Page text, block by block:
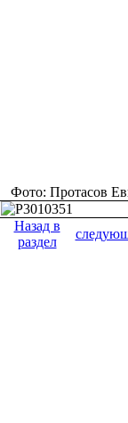
Фото: Протасов
Назад в
раздел